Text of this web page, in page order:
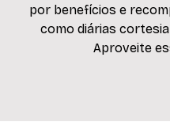
por benefícios e
como diárias
Aproveite